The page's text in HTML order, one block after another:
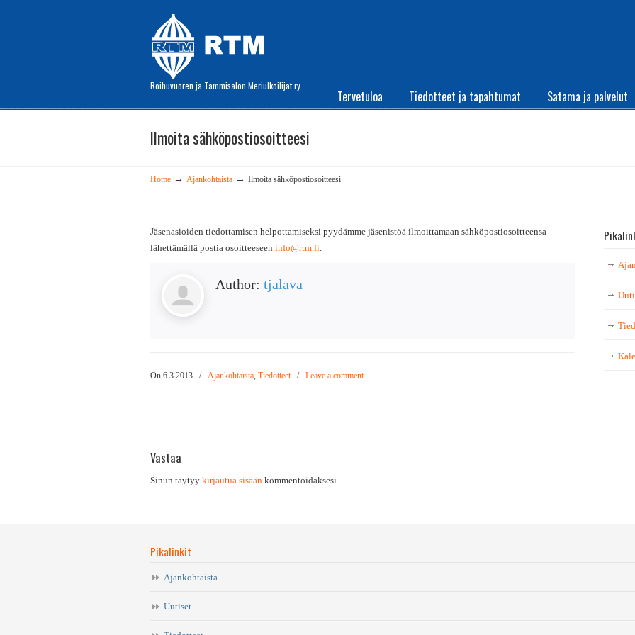
Roihuvuoren ja Tammisalon Meriulkoilijat ry
Tervetuloa Tiedotteet ja tapahtumat Satama ja palvelut
Ilmoita sähköpostiosoitteesi
Home → Ajankohtaista → Ilmoita sähköpostiosoitteesi
Jäsenasioiden tiedottamisen helpottamiseksi pyydämme jäsenistöä ilmoittamaan sähköpostiosoitteensa
lähettämällä postia osoitteeseen info@rtm.fi.
Author: tjalava
On 6.3.2013 / Ajankohtaista, Tiedotteet / Leave a comment
Vastaa
Sinun täytyy kirjautua sisään kommentoidaksesi.
Pikalinkit
Ajankohtaista
Uutiset